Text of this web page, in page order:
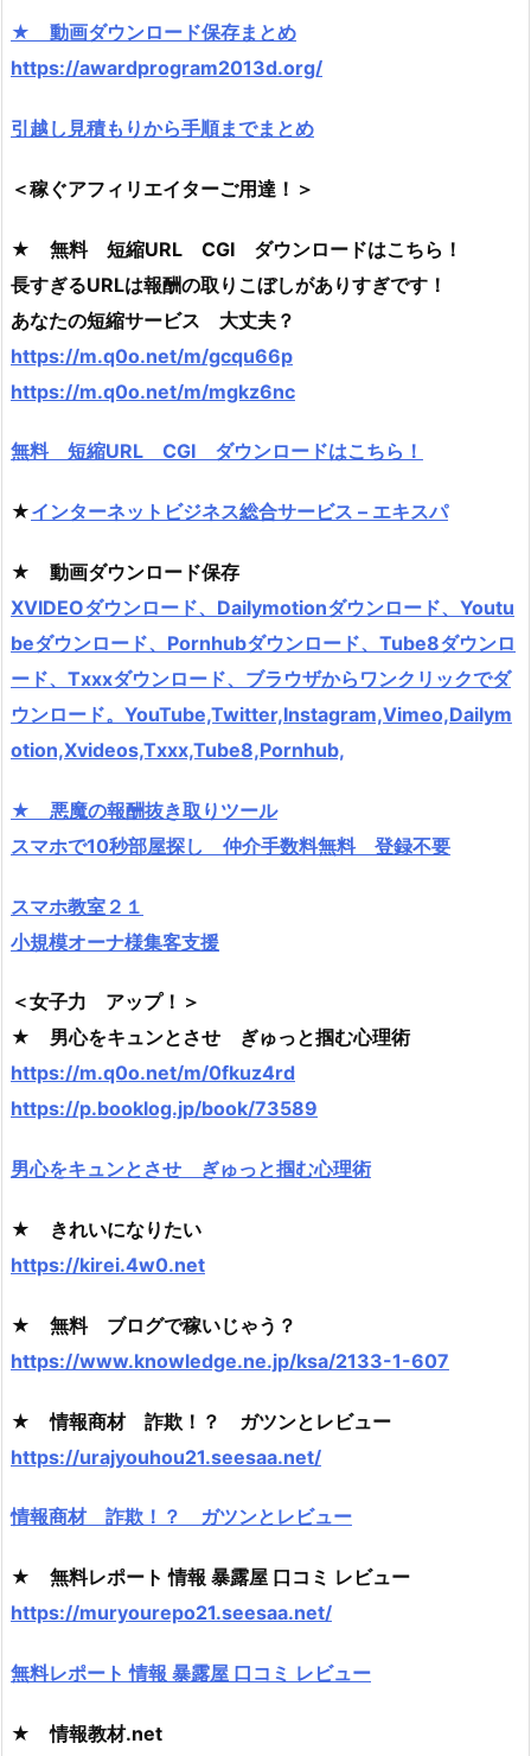
★ 動画ダウンロード保存まとめ
https://awardprogram2013d.org/
引越し見積もりから手順までまとめ
＜稼ぐアフィリエイターご用達！＞
★ 無料 短縮URL CGI ダウンロードはこちら！
長すぎるURLは報酬の取りこぼしがありすぎです！
あなたの短縮サービス 大丈夫？
https://m.q0o.net/m/gcqu66p
https://m.q0o.net/m/mgkz6nc
無料 短縮URL CGI ダウンロードはこちら！
★インターネットビジネス総合サービス – エキスパ
★ 動画ダウンロード保存
XVIDEOダウンロード、Dailymotionダウンロード、Youtu
beダウンロード、Pornhubダウンロード、Tube8ダウンロ
ード、Txxxダウンロード、ブラウザからワンクリックでダ
ウンロード。YouTube,Twitter,Instagram,Vimeo,Dailym
otion,Xvideos,Txxx,Tube8,Pornhub,
★ 悪魔の報酬抜き取りツール
スマホで10秒部屋探し 仲介手数料無料 登録不要
スマホ教室２１
小規模オーナ様集客支援
＜女子力 アップ！＞
★ 男心をキュンとさせ ぎゅっと掴む心理術
https://m.q0o.net/m/0fkuz4rd
https://p.booklog.jp/book/73589
男心をキュンとさせ ぎゅっと掴む心理術
★ きれいになりたい
https://kirei.4w0.net
★ 無料 ブログで稼いじゃう？
https://www.knowledge.ne.jp/ksa/2133-1-607
★ 情報商材 詐欺！？ ガツンとレビュー
https://urajyouhou21.seesaa.net/
情報商材 詐欺！？ ガツンとレビュー
★ 無料レポート 情報 暴露屋 口コミ レビュー
https://muryourepo21.seesaa.net/
無料レポート 情報 暴露屋 口コミ レビュー
★ 情報教材.net